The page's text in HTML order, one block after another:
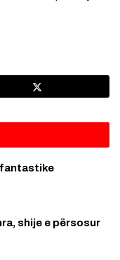
fantastike
shije e përsosur